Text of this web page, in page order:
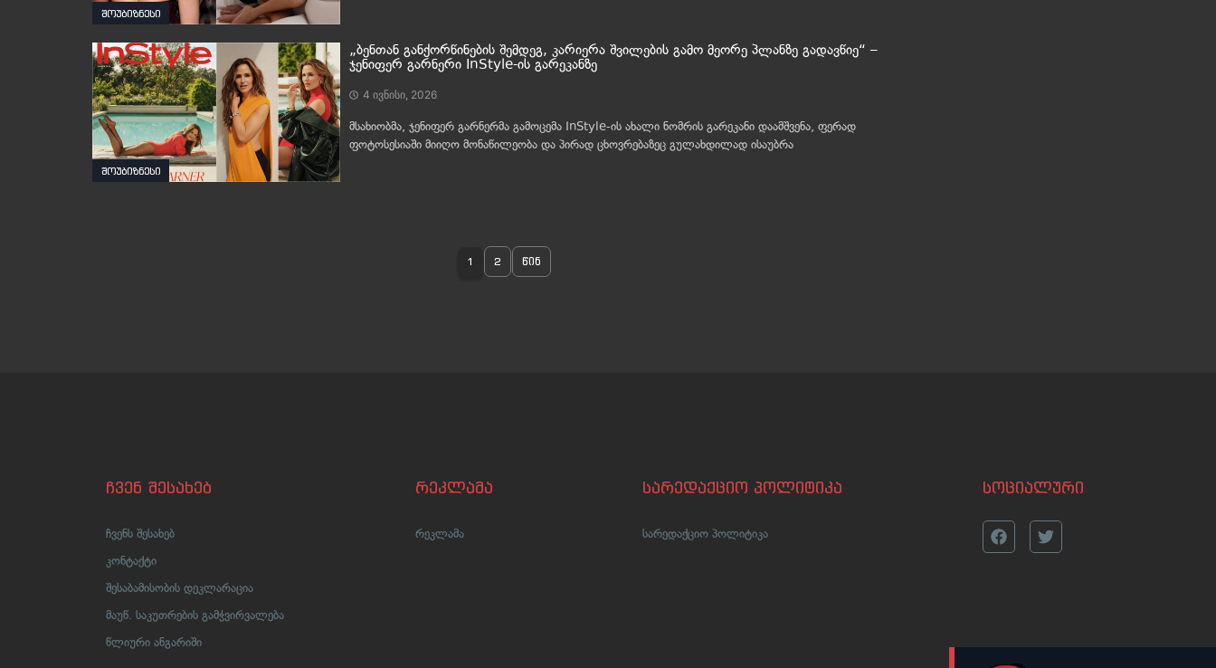
შოუბიზნესი
შოუბიზნესი
„ბენთან განქორწინების შემდეგ, კარიერა შვილების გამო მეორე პლანზე გადავწიე“ –
ჯენიფერ გარნერი InStyle-ის გარეკანზე
4 ივნისი, 2026
მსახიობმა, ჯენიფერ გარნერმა გამოცემა InStyle-ის ახალი ნომრის გარეკანი დაამშვენა, ფერად
ფოტოსესიაში მიიღო მონაწილეობა და პირად ცხოვრებაზეც გულახდილად ისაუბრა
1 2 წინ
ჩვენ შესახებ
ჩვენს შესახებ
კონტაქტი
შესაბამისობის დეკლარაცია
მაუწ. საკუთრების გამჭვირვალება
წლიური ანგარიში
რეკლამა
რეკლამა
სარედაქციო პოლიტიკა
სარედაქციო პოლიტიკა
სოციალური